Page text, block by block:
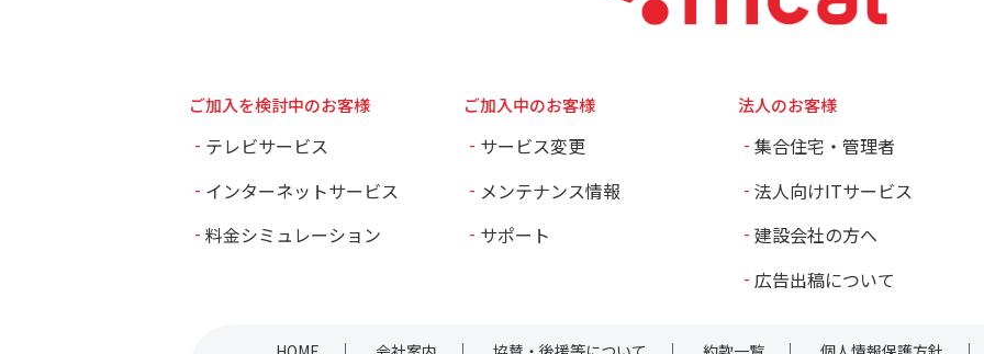
ご加入を検討中のお客様
テレビサービス
インターネットサービス
料金シミュレーション
ご加入中のお客様
サービス変更
メンテナンス情報
サポート
法人のお客様
集合住宅・管理者
法人向けITサービス
建設会社の方へ
広告出稿について